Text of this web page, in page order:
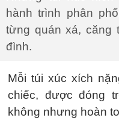
hành trình phân
từng quán xá, căng
đình.
Mỗi túi xúc xích
chiếc, được đóng
không nhưng hoàn